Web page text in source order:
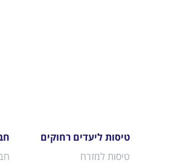
טיסות ליעדים רחוקים
טיסות למזרח